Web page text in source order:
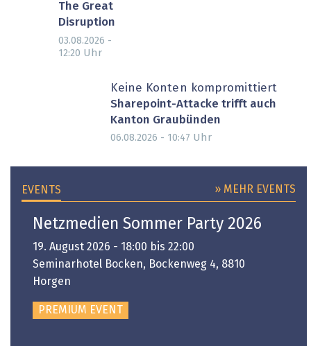
The Great
Disruption
03.08.2026 -
12:20 Uhr
Keine Konten kompromittiert
Sharepoint-Attacke trifft auch
Kanton Graubünden
06.08.2026 - 10:47 Uhr
EVENTS » MEHR EVENTS
Netzmedien Sommer Party 2026
19. August 2026 - 18:00 bis 22:00
Seminarhotel Bocken, Bockenweg 4, 8810
Horgen
PREMIUM EVENT